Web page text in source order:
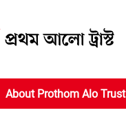
About Prothom Alo Trust